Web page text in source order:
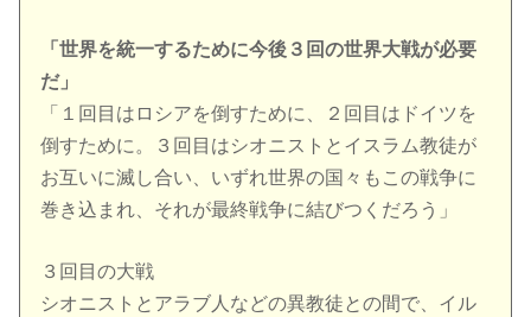
「世界を統一するために今後３回の世界大戦が必要
だ」
「１回目はロシアを倒すために、２回目はドイツを
倒すために。３回目はシオニストとイスラム教徒が
お互いに滅し合い、いずれ世界の国々もこの戦争に
巻き込まれ、それが最終戦争に結びつくだろう」
３回目の大戦
シオニストとアラブ人などの異教徒との間で、イル